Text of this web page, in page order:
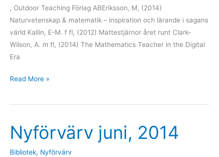
, Outdoor Teaching Förlag ABEriksson, M, (2014)
Naturvetenskap & matematik – inspiration och lärande i sagans
värld Kallin, E-M. f fl, (2012) Mattestjärnor året runt Clark-
Wilson, A. m fl, (2014) The Mathematics Teacher in the Digital
Era
Read More »
Nyförvärv juni, 2014
Bibliotek, Nyförvärv
Nyförvärv
juni,
2014